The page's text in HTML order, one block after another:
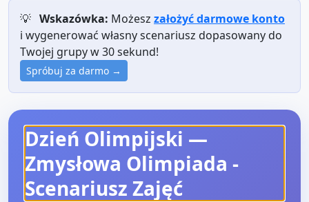
💡 Wskazówka: Możesz założyć darmowe konto
i wygenerować własny scenariusz dopasowany do
Twojej grupy w 30 sekund!
Spróbuj za darmo →
Dzień Olimpijski —
Zmysłowa Olimpiada -
Scenariusz Zajęć